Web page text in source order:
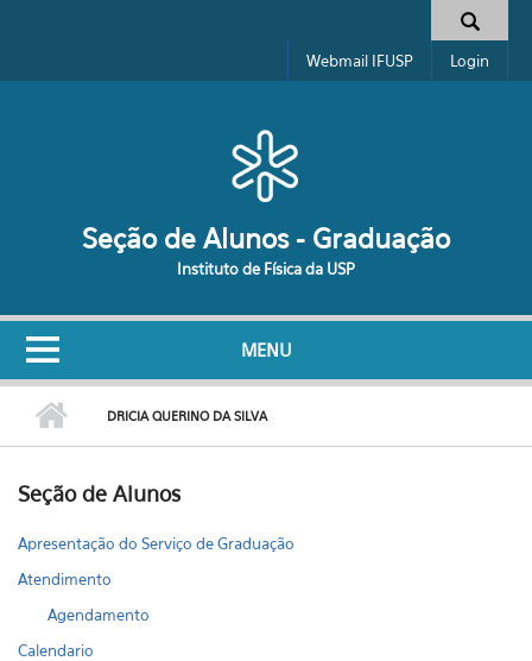
Formulário de busca
Webmail IFUSP Login
Seção de Alunos - Graduação
Instituto de Física da USP
MENU
DRICIA QUERINO DA SILVA
Seção de Alunos
Apresentação do Serviço de Graduação
Atendimento
Agendamento
Calendario